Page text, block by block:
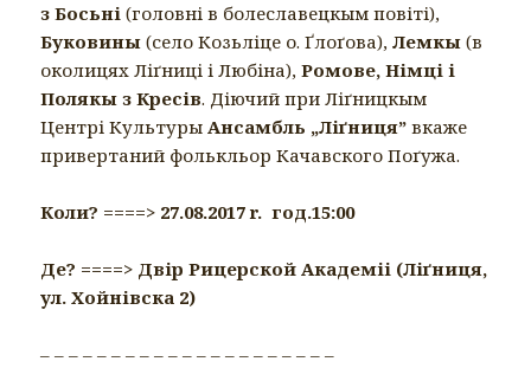
з Босьні (головні в болеславецкым повіті),
Буковины (село Козьліце о. Ґлоґова),Лемкы (в
околицях Ліґниці і Любіна),Ромове, Німці і
Полякы з Кресів. Діючий при Ліґницкым
Центрі КультурыАнсамбль „Ліґниця” вкаже
привертаний фолькльор Качавского Поґужа.
Коли? ====> 27.08.2017 r. год.15:00
Де? ====> Двір Рицерской Академіі (Ліґниця,
ул. Хойнівска 2)
– – – – – – – – – – – – – – – – – – – – –